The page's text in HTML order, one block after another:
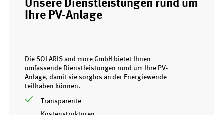
Unsere Dienstleistungen rund um
Ihre PV-Anlage
Die SOLARIS and more GmbH bietet Ihnen
umfassende Dienstleistungen rund um Ihre PV-
Anlage, damit sie sorglos an der Energiewende
teilhaben können.
Transparente